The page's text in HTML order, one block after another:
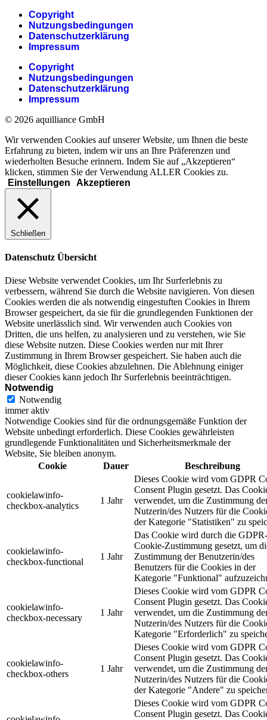
Copyright
Nutzungsbedingungen
Datenschutzerklärung
Impressum
Copyright
Nutzungsbedingungen
Datenschutzerklärung
Impressum
© 2026 aquilliance GmbH
Wir verwenden Cookies auf unserer Website, um Ihnen die beste
Erfahrung zu bieten, indem wir uns an Ihre Präferenzen und
wiederholten Besuche erinnern. Indem Sie auf „Akzeptieren“
klicken, stimmen Sie der Verwendung ALLER Cookies zu.
Einstellungen
Akzeptieren
Schließen
Datenschutz Übersicht
Diese Website verwendet Cookies, um Ihr Surferlebnis zu
verbessern, während Sie durch die Website navigieren. Von diesen
Cookies werden die als notwendig eingestuften Cookies in Ihrem
Browser gespeichert, da sie für die grundlegenden Funktionen der
Website unerlässlich sind. Wir verwenden auch Cookies von
Dritten, die uns helfen, zu analysieren und zu verstehen, wie Sie
diese Website nutzen. Diese Cookies werden nur mit Ihrer
Zustimmung in Ihrem Browser gespeichert. Sie haben auch die
Möglichkeit, diese Cookies abzulehnen. Die Ablehnung einiger
dieser Cookies kann jedoch Ihr Surferlebnis beeinträchtigen.
Notwendig
Notwendig
immer aktiv
Notwendige Cookies sind für die ordnungsgemäße Funktion der
Website unbedingt erforderlich. Diese Cookies gewährleisten
grundlegende Funktionalitäten und Sicherheitsmerkmale der
Website, Sie bleiben anonym.
Cookie
Dauer Beschreibung
cookielawinfo-
checkbox-analytics
1 Jahr
Dieses Cookie wird vom GDPR
Consent Plugin gesetzt. Das
verwendet, um die Zustimmung
Nutzerin/des Nutzers für die
der Kategorie "Statistiken" zu
cookielawinfo-
checkbox-functional
1 Jahr
Das Cookie wird durch die GDPR-
Cookie-Zustimmung gesetzt, um
Zustimmung der Benutzerin/des
Benutzers für die Cookies in der
Kategorie "Funktional"
cookielawinfo-
checkbox-necessary
1 Jahr
Dieses Cookie wird vom GDPR
Consent Plugin gesetzt. Das
verwendet, um die Zustimmung
Nutzerin/des Nutzers für die
Kategorie "Erforderlich" zu
cookielawinfo-
checkbox-others
1 Jahr
Dieses Cookie wird vom GDPR
Consent Plugin gesetzt. Das
verwendet, um die Zustimmung
Nutzerin/des Nutzers für die
der Kategorie "Andere" zu
Dieses Cookie wird vom GDPR
Consent Plugin gesetzt. Das